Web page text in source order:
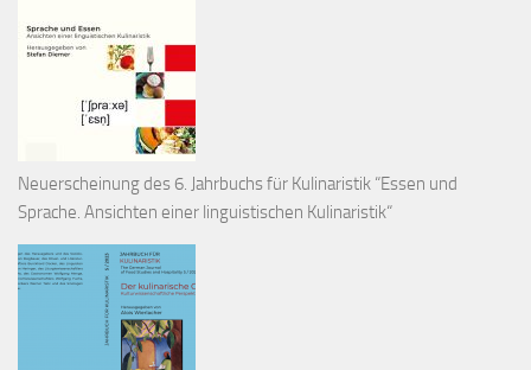
Neuerscheinung des 6. Jahrbuchs für Kulinaristik “Essen und
Sprache. Ansichten einer linguistischen Kulinaristik“